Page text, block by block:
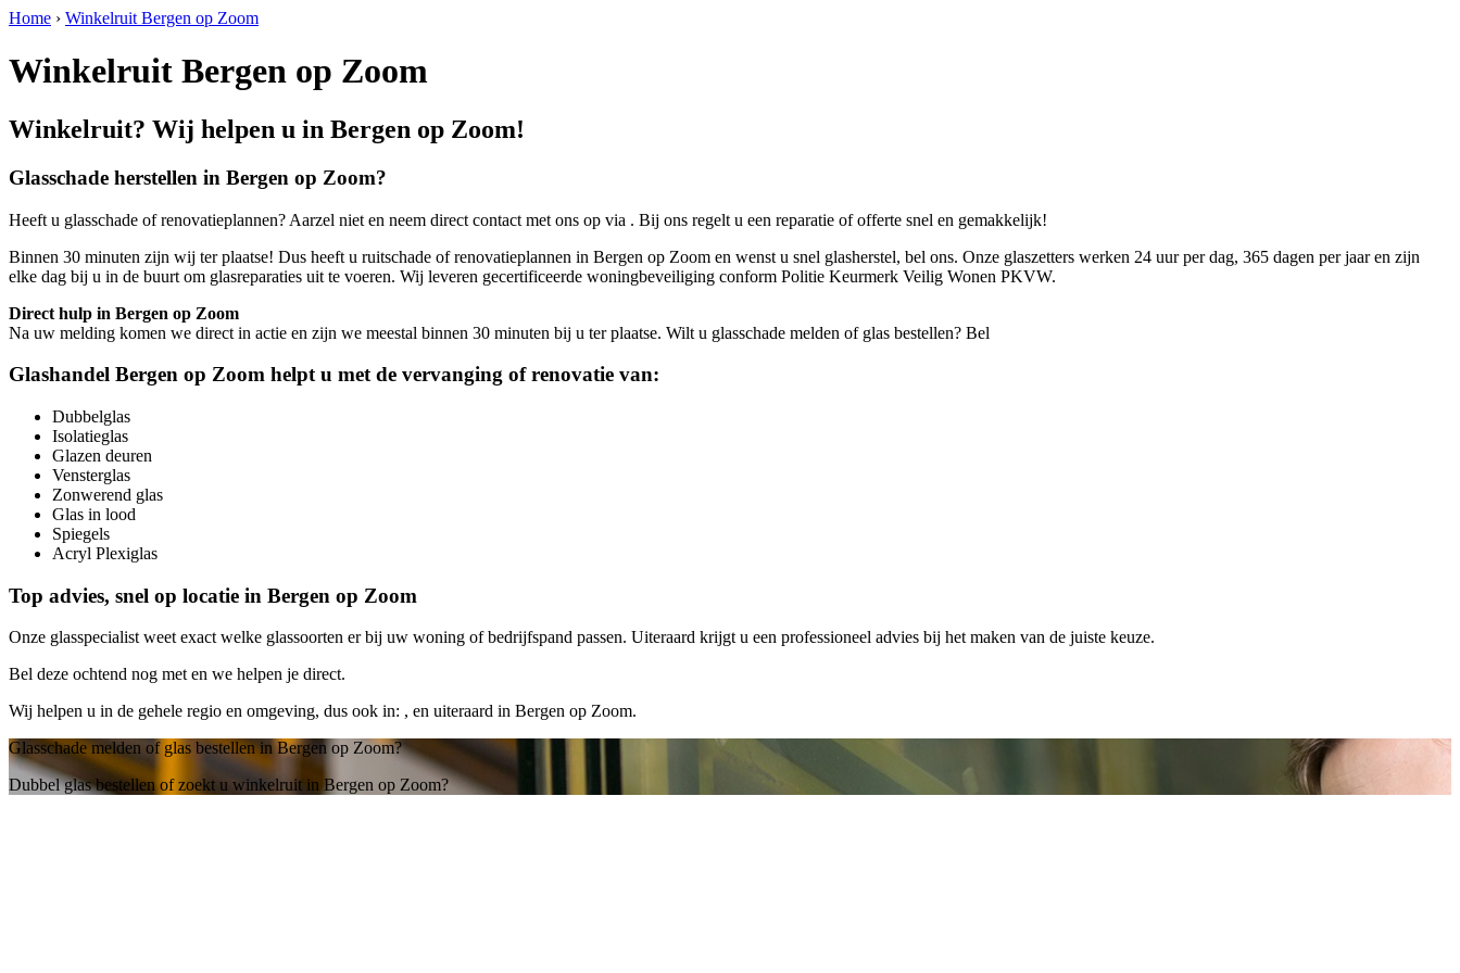
Home › Winkelruit Bergen op Zoom
Winkelruit Bergen op Zoom
Winkelruit? Wij helpen u in Bergen op Zoom!
Glasschade herstellen in Bergen op Zoom?
Heeft u glasschade of renovatieplannen? Aarzel niet en neem direct contact met ons op via . Bij ons regelt u een reparatie of offerte snel en gemakkelijk!
Binnen 30 minuten zijn wij ter plaatse! Dus heeft u ruitschade of renovatieplannen in Bergen op Zoom en wenst u snel glasherstel, bel ons. Onze glaszetters werken 24 uur per dag, 365 dagen per jaar en zijn
elke dag bij u in de buurt om glasreparaties uit te voeren. Wij leveren gecertificeerde woningbeveiliging conform Politie Keurmerk Veilig Wonen PKVW.
Direct hulp in Bergen op Zoom
Na uw melding komen we direct in actie en zijn we meestal binnen 30 minuten bij u ter plaatse. Wilt u glasschade melden of glas bestellen? Bel
Glashandel Bergen op Zoom helpt u met de vervanging of renovatie van:
Dubbelglas
Isolatieglas
Glazen deuren
Vensterglas
Zonwerend glas
Glas in lood
Spiegels
Acryl Plexiglas
Top advies, snel op locatie in Bergen op Zoom
Onze glasspecialist weet exact welke glassoorten er bij uw woning of bedrijfspand passen. Uiteraard krijgt u een professioneel advies bij het maken van de juiste keuze.
Bel deze ochtend nog met en we helpen je direct.
Wij helpen u in de gehele regio en omgeving, dus ook in: , en uiteraard in Bergen op Zoom.
Glasschade melden of glas bestellen in Bergen op Zoom?
Dubbel glas bestellen of zoekt u winkelruit in Bergen op Zoom?